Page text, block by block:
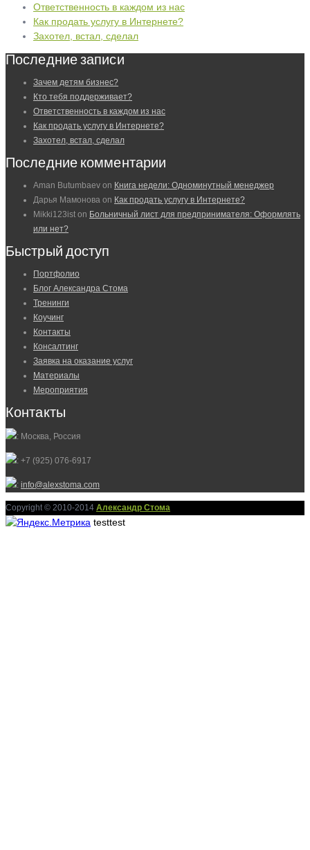
Ответственность в каждом из нас
Как продать услугу в Интернете?
Захотел, встал, сделал
Последние записи
Зачем детям бизнес?
Кто тебя поддерживает?
Ответственность в каждом из нас
Как продать услугу в Интернете?
Захотел, встал, сделал
Последние комментарии
Aman Butumbaev on Книга недели: Одноминутный менеджер
Дарья Мамонова on Как продать услугу в Интернете?
Mikki123ist on Больничный лист для предпринимателя: Оформлять
или нет?
Быстрый доступ
Портфолио
Блог Александра Стома
Тренинги
Коучинг
Контакты
Консалтинг
Заявка на оказание услуг
Материалы
Мероприятия
Контакты
: Москва, Россия
: +7 (925) 076-6917
: info@alexstoma.com
Copyright © 2010-2014 Александр Стома
testtest